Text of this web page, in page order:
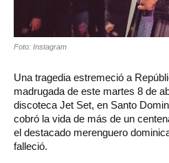
Foto: Instagram
Una tragedia estremeció a
madrugada de este martes 8 de
discoteca Jet Set, en Santo
cobró la vida de más de un
el destacado merenguero
falleció.